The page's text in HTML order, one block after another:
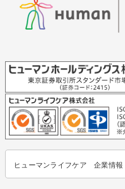
ヒューマンライフケア 企業情報